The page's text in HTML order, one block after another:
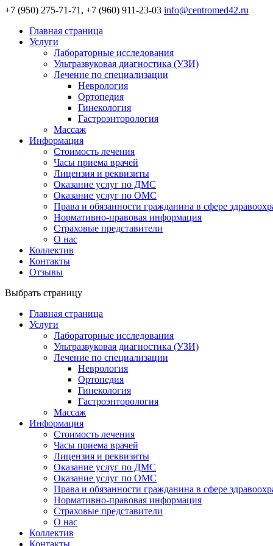
+7 (950) 275-71-71, +7 (960) 911-23-03 info@centromed42.ru
Главная страница
Услуги
Лабораторные исследования
Ультразвуковая диагностика (УЗИ)
Лечение по специализации
Неврология
Ортопедия
Гинекология
Гастроэнторология
Массаж
Информация
Стоимость лечения
Часы приема врачей
Лицензия и реквизиты
Оказание услуг по ДМС
Оказание услуг по ОМС
Права и обязанности гражданина в сфере
Нормативно-правовая информация
Страховые представители
О нас
Коллектив
Контакты
Отзывы
Выбрать страницу
Главная страница
Услуги
Лабораторные исследования
Ультразвуковая диагностика (УЗИ)
Лечение по специализации
Неврология
Ортопедия
Гинекология
Гастроэнторология
Массаж
Информация
Стоимость лечения
Часы приема врачей
Лицензия и реквизиты
Оказание услуг по ДМС
Оказание услуг по ОМС
Права и обязанности гражданина в сфере
Нормативно-правовая информация
Страховые представители
О нас
Коллектив
Контакты